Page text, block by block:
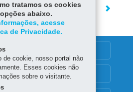
tratamos os cookies
abaixo.
acesse
de Privacidade.
de cookie, nosso portal não
Esses cookies não
sobre o visitante.